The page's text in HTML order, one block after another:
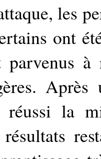
les
ont
parvenus
réussi la
résultats